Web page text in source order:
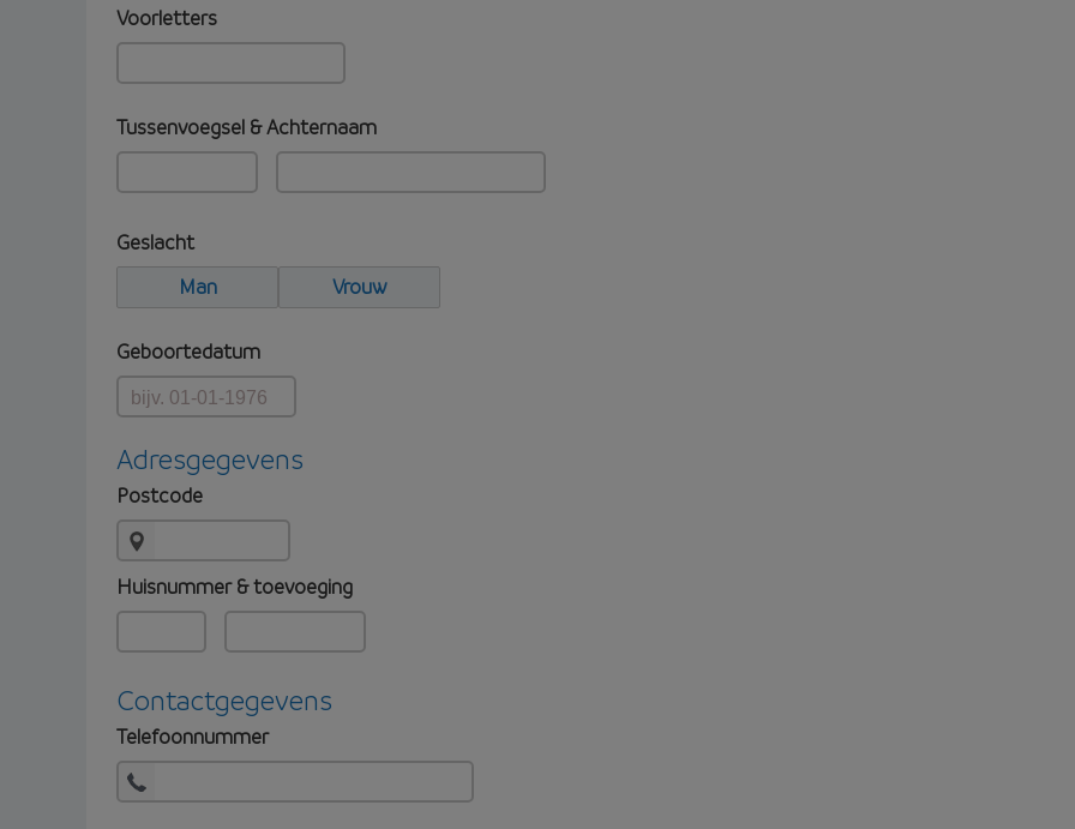
Voorletters
Tussenvoegsel & Achternaam
Geslacht
Man
Vrouw
Geboortedatum
Adresgegevens
Postcode
Huisnummer & toevoeging
Contactgegevens
Telefoonnummer